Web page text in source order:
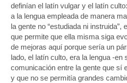
definían el latín vulgar y el latín
a la lengua empleada de manera
la gente no “estudiada ni instruida”,
que permite que ella misma siga
de mejoras aquí porque sería un
lado, el latín culto, era la lengua -en
comunicación entre la gente que sí
y que no se permitía grandes